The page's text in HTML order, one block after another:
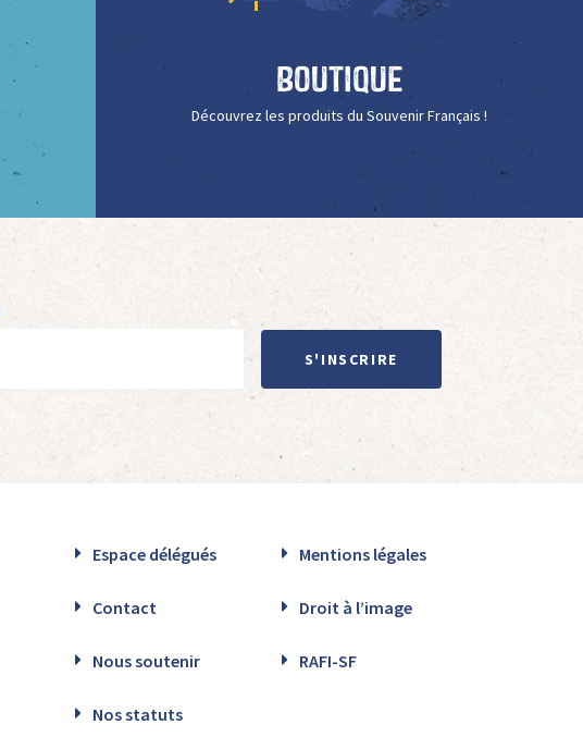
Boutique
Découvrez les produits du Souvenir Français !
S'INSCRIRE
Espace délégués Mentions légales
Contact Droit à l’image
Nous soutenir RAFI-SF
Nos statuts